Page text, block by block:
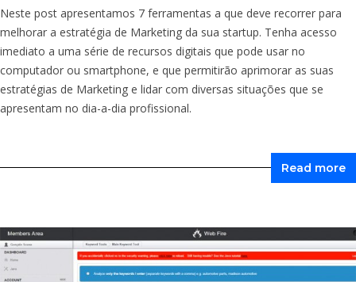
Neste post apresentamos 7 ferramentas a que deve recorrer para
melhorar a estratégia de Marketing da sua startup. Tenha acesso
imediato a uma série de recursos digitais que pode usar no
computador ou smartphone, e que permitirão aprimorar as suas
estratégias de Marketing e lidar com diversas situações que se
apresentam no dia-a-dia profissional.
Read more